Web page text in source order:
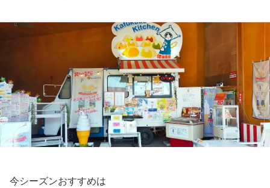
今シーズンおすすめは